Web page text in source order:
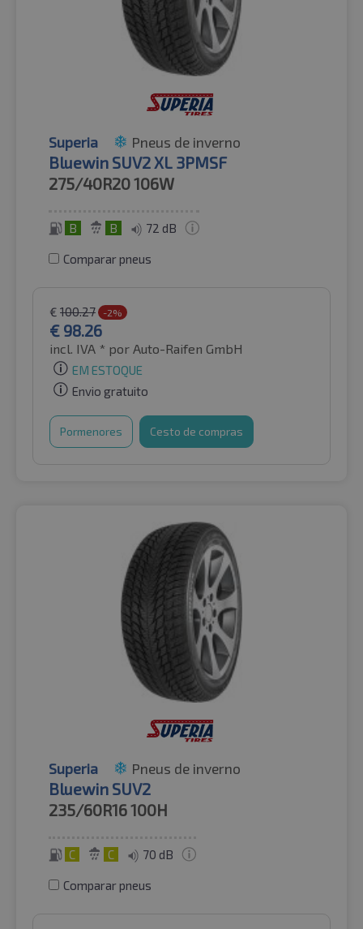
Superia Pneus de inverno
Bluewin SUV2 XL 3PMSF
275/40R20106W
B B 72 dB
Comparar pneus
€ 100.27 -2%
€ 98.26
incl. IVA * por Auto-Raifen GmbH
EM ESTOQUE
Envio gratuito
Pormenores Cesto de compras
Superia Pneus de inverno
Bluewin SUV2
235/60R16100H
C C 70 dB
Comparar pneus